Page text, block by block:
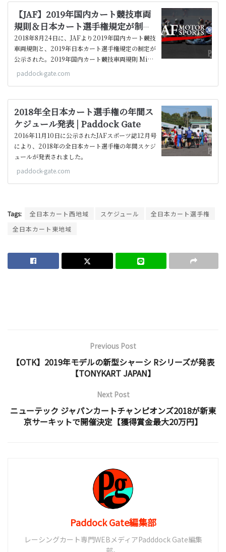
【JAF】2019年国内カート競技車両
規則＆日本カート選手権規定が制定
FP-3が全日本選手権へ格上げ |
Paddock Gate
2018年8月24日に、JAFより2019年国内カート競技
車両規則と、2019年日本カート選手権規定の制定が
公示された。2019年国内カート競技車両規則 Mini
カテゴリーが追加2018年規則からの競技車両規則の
主な変更点は3点。
paddock-gate.com
2018年全日本カート選手権の年間ス
ケジュール発表 | Paddock Gate
2016年11月10日に公示されたJAFスポーツ誌12月号
により、2018年の全日本カート選手権の年間スケジ
ュールが発表されました。
paddock-gate.com
Tags: 全日本カート西地域 スケジュール
全日本カート選手権
全日本カート東地域
Previous Post
【OTK】2019年モデルの新型シャーシ Rシリーズが発表
【TONYKART JAPAN】
Next Post
ニューテック ジャパンカートチャンピオンズ2018が新東
京サーキットで開催決定【獲得賞金最大20万円】
Paddock Gate編集部
レーシングカート専門WEBメディアPadddock Gate編集